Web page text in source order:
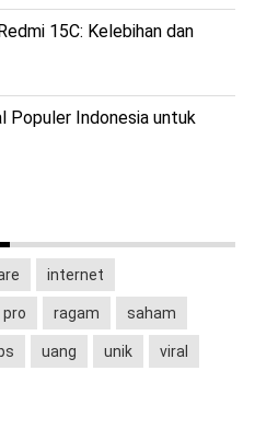
15C: Kelebihan dan
Populer Indonesia untuk
internet
pro ragam saham
uang unik viral